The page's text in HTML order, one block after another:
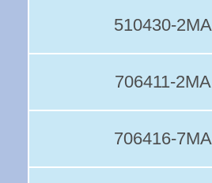
510430-2MA
706411-2MA
706416-7MA